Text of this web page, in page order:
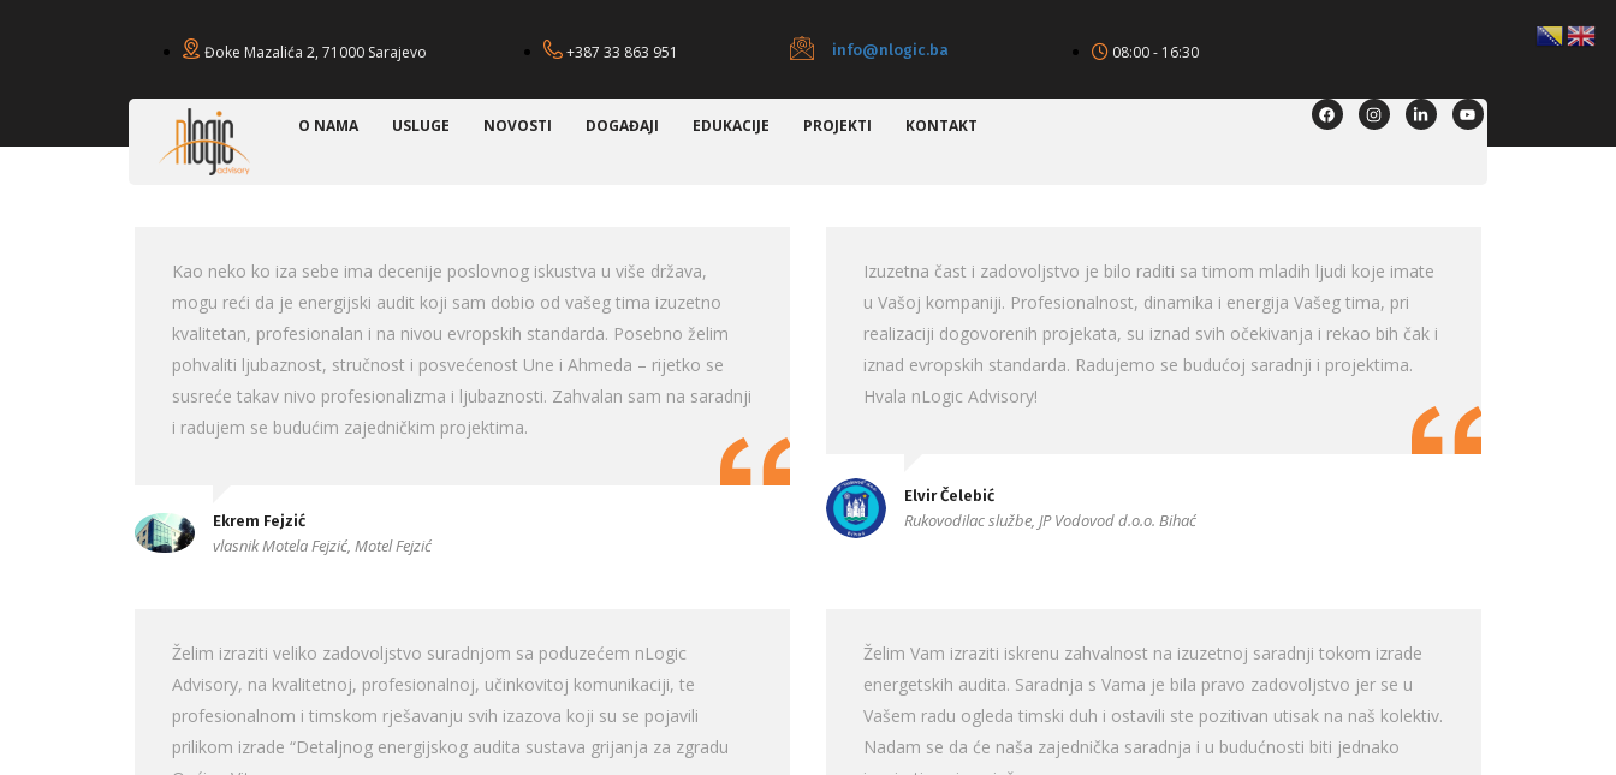
Đoke Mazalića 2, 71000 Sarajevo +387 33 863 951 info@nlogic.ba 08:00 - 16:30
O NAMA USLUGE NOVOSTI DOGAĐAJI EDUKACIJE PROJEKTI KONTAKT
Kao neko ko iza sebe ima decenije poslovnog iskustva u više država,
mogu reći da je energijski audit koji sam dobio od vašeg tima izuzetno
kvalitetan, profesionalan i na nivou evropskih standarda. Posebno želim
pohvaliti ljubaznost, stručnost i posvećenost Une i Ahmeda – rijetko se
susreće takav nivo profesionalizma i ljubaznosti. Zahvalan sam na saradnji
i radujem se budućim zajedničkim projektima.
Ekrem Fejzić
vlasnik Motela Fejzić, Motel Fejzić
Izuzetna čast i zadovoljstvo je bilo raditi sa timom mladih ljudi koje imate
u Vašoj kompaniji. Profesionalnost, dinamika i energija Vašeg tima, pri
realizaciji dogovorenih projekata, su iznad svih očekivanja i rekao bih čak i
iznad evropskih standarda. Radujemo se budućoj saradnji i projektima.
Hvala nLogic Advisory!
Elvir Čelebić
Rukovodilac službe, JP Vodovod d.o.o. Bihać
Želim izraziti veliko zadovoljstvo suradnjom sa poduzećem nLogic
Advisory, na kvalitetnoj, profesionalnoj, učinkovitoj komunikaciji, te
profesionalnom i timskom rješavanju svih izazova koji su se pojavili
prilikom izrade “Detaljnog energijskog audita sustava grijanja za zgradu
Želim Vam izraziti iskrenu zahvalnost na izuzetnoj saradnji tokom izrade
energetskih audita. Saradnja s Vama je bila pravo zadovoljstvo jer se u
Vašem radu ogleda timski duh i ostavili ste pozitivan utisak na naš kolektiv.
Nadam se da će naša zajednička saradnja i u budućnosti biti jednako